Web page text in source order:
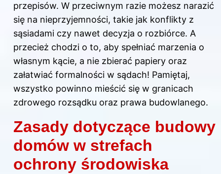
przepisów. W przeciwnym razie możesz narazić
się na nieprzyjemności, takie jak konflikty z
sąsiadami czy nawet decyzja o rozbiórce. A
przecież chodzi o to, aby spełniać marzenia o
własnym kącie, a nie zbierać papiery oraz
załatwiać formalności w sądach! Pamiętaj,
wszystko powinno mieścić się w granicach
zdrowego rozsądku oraz prawa budowlanego.
Zasady dotyczące budowy
domów w strefach
ochrony środowiska